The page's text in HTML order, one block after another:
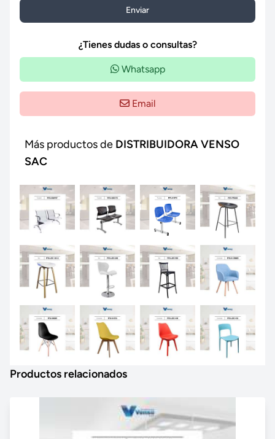
Enviar
¿Tienes dudas o consultas?
Whatsapp
Email
Más productos de DISTRIBUIDORA VENSO
SAC
Productos relacionados